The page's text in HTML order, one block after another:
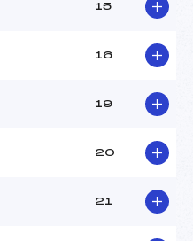
15
16
19
20
21